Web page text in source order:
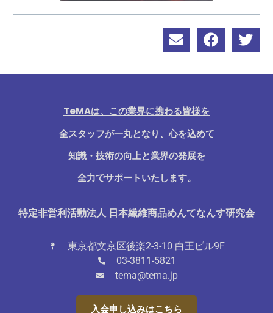
TeMAは、この業界に携わる皆様を
全スタッフが一丸となり、心を込めて
知識・技術の向上と業界の発展を
全力でサポートいたします。
特定非営利活動法人 日本繊維商品めんてなんす研究会
東京都文京区後楽2-3-10 白王ビル9F
03-3811-5821
tema@tema.jp
入会申し込みはこちら